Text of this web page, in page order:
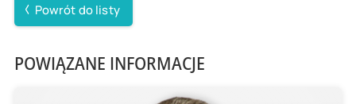
Powrót do listy
POWIĄZANE INFORMACJE